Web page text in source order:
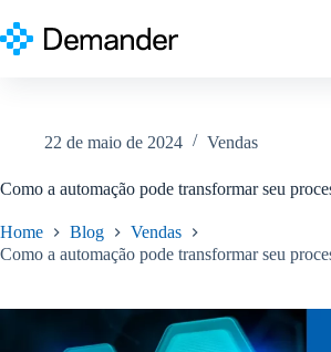
para
o
22 de maio de 2024 Vendas
Como a automação pode transformar seu
Home Blog
Vendas
Como a automação pode transformar seu